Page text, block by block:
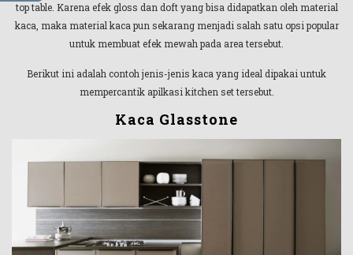
top table. Karena efek gloss dan doft yang bisa didapatkan oleh material
kaca, maka material kaca pun sekarang menjadi salah satu opsi popular
untuk membuat efek mewah pada area tersebut.
Berikut ini adalah contoh jenis-jenis kaca yang ideal dipakai untuk
mempercantik apilkasi kitchen set tersebut.
Kaca Glasstone